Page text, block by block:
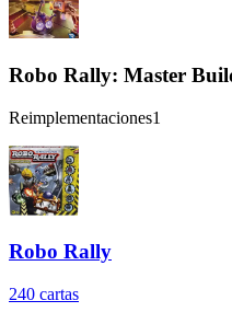
Robo Rally: Master
Reimplementaciones1
Robo Rally
240 cartas